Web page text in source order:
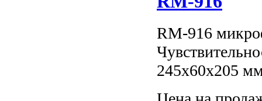
RM-916
245х60х205